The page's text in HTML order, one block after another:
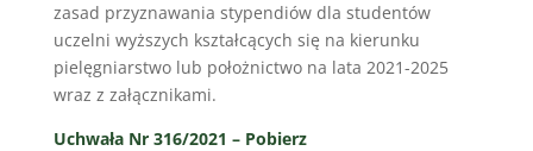
zasad przyznawania stypendiów dla studentów
uczelni wyższych kształcących się na kierunku
pielęgniarstwo lub położnictwo na lata 2021-2025
wraz z załącznikami.
Uchwała Nr 316/2021 – Pobierz